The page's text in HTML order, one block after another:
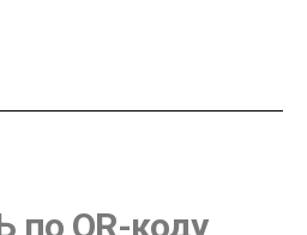
QR-коду